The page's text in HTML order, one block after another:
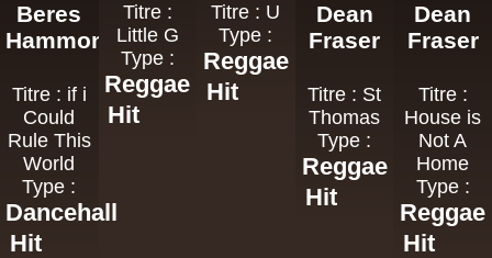
Beres
Hammond
Titre : if i
Could
Rule This
World
Type :
Dancehall
Hit
Titre :
Little G
Type :
Reggae
Hit
Titre : U
Type :
Reggae
Hit
Dean
Fraser
Titre : St
Thomas
Type :
Reggae
Hit
Dean
Fraser
Titre :
House is
Not A
Home
Type :
Reggae
Hit